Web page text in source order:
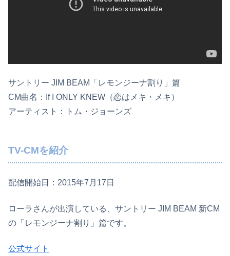
サントリー JIM BEAM「レモンジーナ割り」篇
CM曲名：If I ONLY KNEW（恋はメキ・メキ）
アーティスト：トム・ジョーンズ
TV-CMを紹介
配信開始日：2015年7月17日
ローラさんが出演している、サントリー JIM BEAM 新CM
の「レモンジーナ割り」篇です。
公式サイト